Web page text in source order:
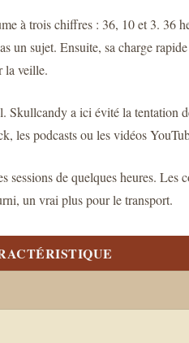
à trois chiffres : 36, 10 et 3. 36
un sujet. Ensuite, sa charge
la veille.
Skullcandy a ici évité la tentation
les podcasts ou les vidéos
sessions de quelques heures. Les
un vrai plus pour le transport.